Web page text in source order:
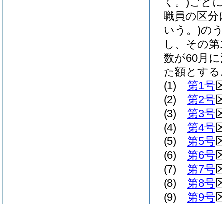
職員の区
いう。)の
し、その
数が60月
た額とす
(1)
第1号
(2)
第2号
(3)
第3号
(4)
第4号
(5)
第5号
(6)
第6号
(7)
第7号
(8)
第8号
(9)
第9号